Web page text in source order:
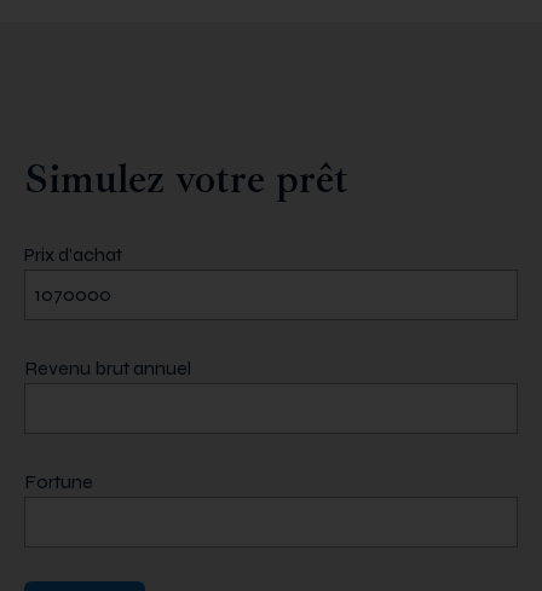
Simulez votre prêt
Prix d’achat
Revenu brut annuel
Fortune